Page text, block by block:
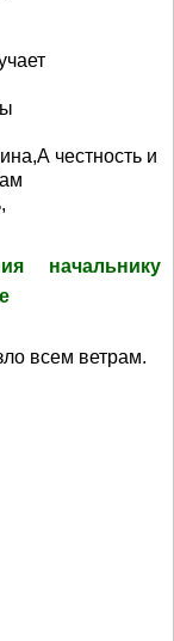
честность и
начальнику
всем ветрам.